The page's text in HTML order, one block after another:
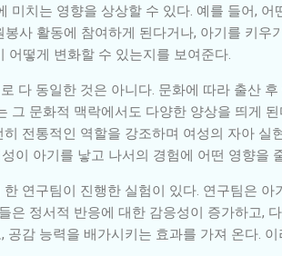
미치는 영향을 상상할 수 있다. 예를 들어,
사 활동에 참여하게 된다거나, 아기를 키
떻게 변화할 수 있는지를 보여준다.
다 동일한 것은 아니다. 문화에 따라 출산
그 문화적 맥락에서도 다양한 양상을 띄게
전통적인 역할을 강조하며 여성의 자아
이 아기를 낳고 나서의 경험에 어떤 영향을
연구팀이 진행한 실험이 있다. 연구팀은
은 정서적 반응에 대한 감응성이 증가하고,
공감 능력을 배가시키는 효과를 가져 온다.